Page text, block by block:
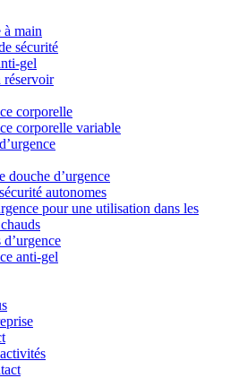
main
sécurité
gel
réservoir
corporelle
corporelle variable
douche d’urgence
autonomes
pour une utilisation dans les
anti-gel